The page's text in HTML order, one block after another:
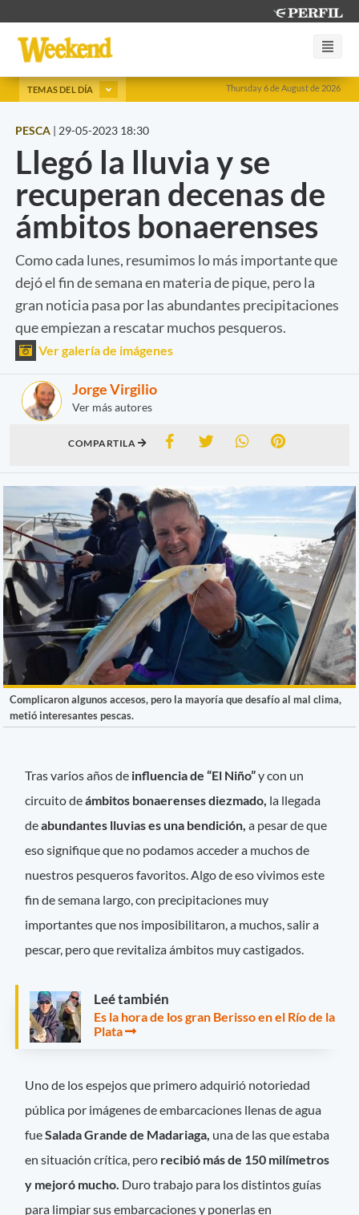
Thursday 6 de August de 2026
TEMAS DEL DÍA
PESCA | 29-05-2023 18:30
Llegó la lluvia y se
recuperan decenas de
ámbitos bonaerenses
Como cada lunes, resumimos lo más importante que
dejó el fin de semana en materia de pique, pero la
gran noticia pasa por las abundantes precipitaciones
que empiezan a rescatar muchos pesqueros.
Ver galería de imágenes
Jorge Virgilio
Ver más autores
COMPARTILA
Complicaron algunos accesos, pero la mayoría que desafío al mal clima,
metió interesantes pescas.
Tras varios años de influencia de “El Niño”y con un
circuito deámbitos bonaerenses diezmado, la llegada
deabundantes lluvias es una bendición, a pesar de que
eso signifique que no podamos acceder a muchos de
nuestros pesqueros favoritos. Algo de eso vivimos este
fin de semana largo, con precipitaciones muy
importantes que nos imposibilitaron, a muchos, salir a
pescar, pero que revitaliza ámbitos muy castigados.
Leé también
Es la hora de los gran Berisso en el Río de la
Plata
Uno de los espejos que primero adquirió notoriedad
pública por imágenes de embarcaciones llenas de agua
fueSalada Grande de Madariaga, una de las que estaba
en situación crítica, pero recibió más de 150 milímetros
y mejoró mucho. Duro trabajo para los distintos guías
para limpiar sus embarcaciones y ponerlas en